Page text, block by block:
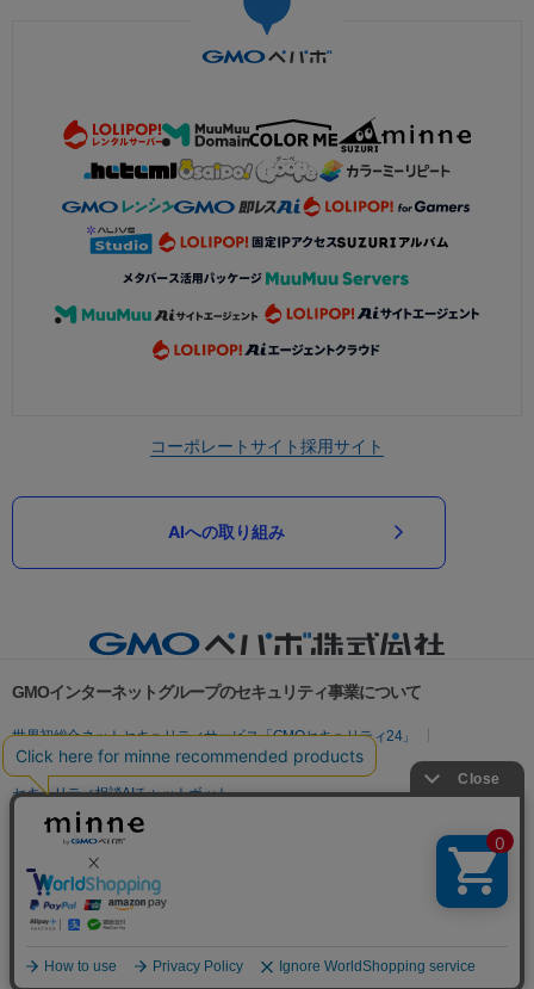
コーポレートサイト採用サイト
AIへの取り組み
GMOインターネットグループのセキュリティ事業について
世界初総合ネットセキュリティサービス「GMOセキュリティ24」
パスワード漏洩診断
Webサイトリスク診断
セキュリティ相談AIチャットボット
実在証明・盗聴対策
サイバー攻撃対策（GMO Flatt Security）
セキュリティ事業の軌跡